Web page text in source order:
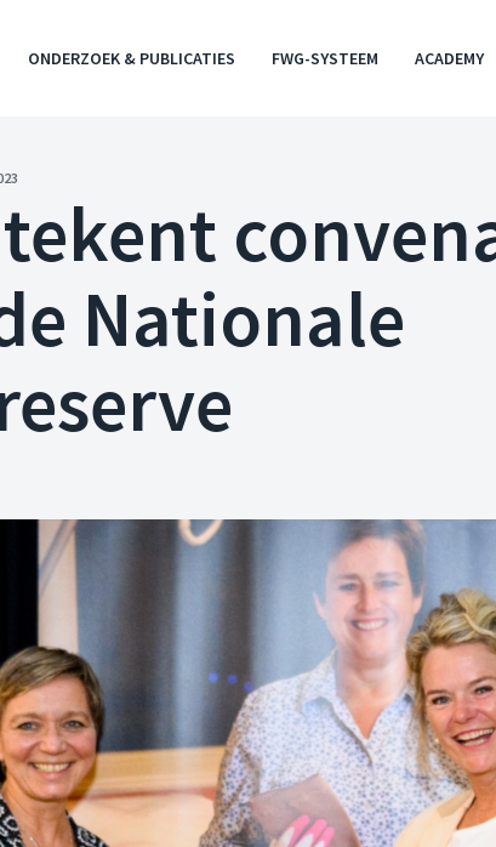
ONDERZOEK & PUBLICATIES FWG-SYSTEEM ACADEMY
tekent
Nationale